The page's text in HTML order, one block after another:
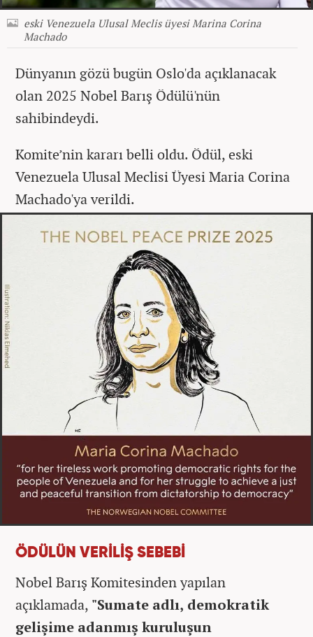
eski Venezuela Ulusal Meclis üyesi Marina Corina
Machado
Dünyanın gözü bugün Oslo'da açıklanacak
olan 2025 Nobel Barış Ödülü'nün
sahibindeydi.
Komite’nin kararı belli oldu. Ödül, eski
Venezuela Ulusal Meclisi Üyesi Maria Corina
Machado'ya verildi.
ÖDÜLÜN VERİLİŞ SEBEBİ
Nobel Barış Komitesinden yapılan
açıklamada, "Sumate adlı, demokratik
gelişime adanmış kuruluşun